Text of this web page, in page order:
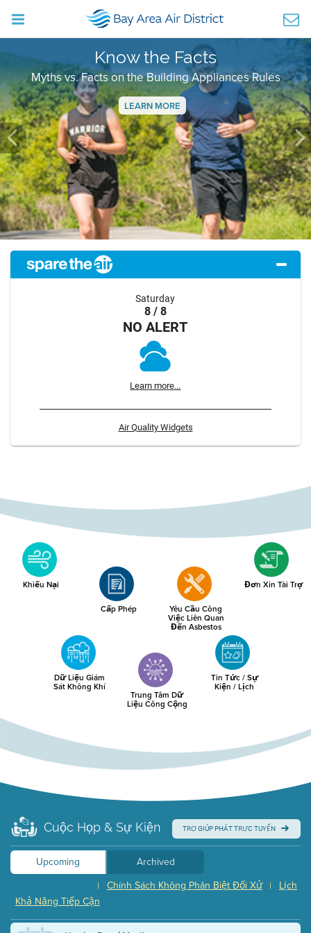
Know the Facts
Myths vs. Facts on the Building Appliances Rules
LEARN MORE
Previous
Saturday
8 / 8
NO ALERT
Learn more...
Air Quality Widgets
Khiếu Nại
Cấp Phép Yêu Cầu Công
Việc Liên Quan
Đến Asbestos
Đơn Xin Tài Trợ
Dữ Liệu Giám
Sát Không Khí
Trung Tâm Dữ
Liệu Công Cộng
Tin Tức / Sự
Kiện / Lịch
Cuộc Họp & Sự Kiện TRỢ GIÚP PHÁT TRỰC TUYẾN
Upcoming
Archived
Lịch
|
Chính Sách Không Phân Biệt Đối Xử
|
Khả Năng Tiếp Cận